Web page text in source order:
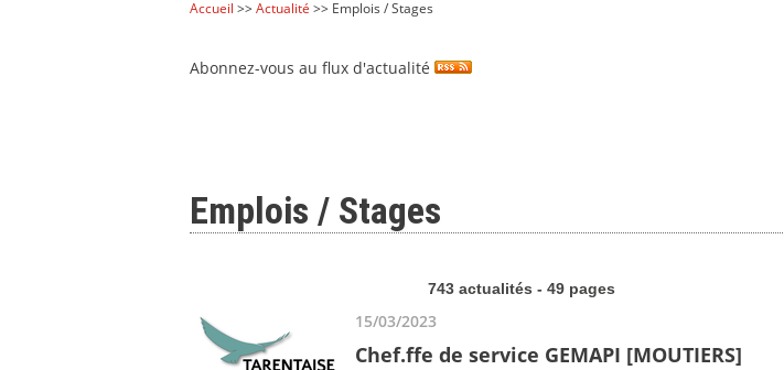
Accueil >>Actualité >> Emplois / Stages
Abonnez-vous au flux d'actualité
Emplois / Stages
743 actualités - 49 pages
15/03/2023
Chef.ffe de service GEMAPI [MOUTIERS]